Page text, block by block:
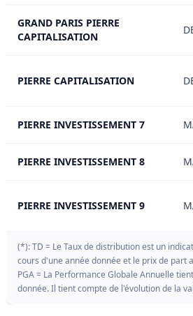
GRAND PARIS PIERRE
CAPITALISATION
PIERRE CAPITALISATION
PIERRE INVESTISSEMENT 7
PIERRE INVESTISSEMENT 8
PIERRE INVESTISSEMENT 9
(*): TD = Le Taux de distribution est un
cours d'une année donnée et le prix de part
PGA = La Performance Globale Annuelle
donnée. Il tient compte de l'évolution de la